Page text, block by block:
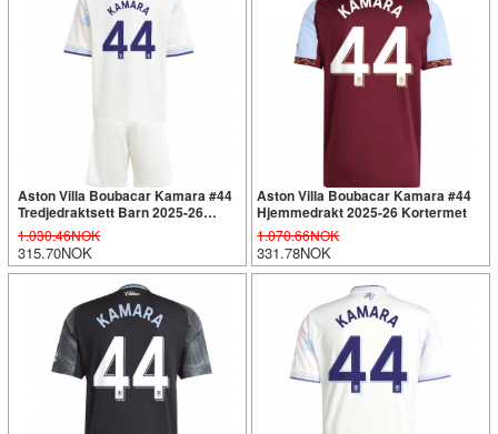
Aston Villa Boubacar Kamara #44
Tredjedraktsett Barn 2025-26
Kortermet (+ Korte bukser)
1.030.46NOK
315.70NOK
Aston Villa Boubacar Kamara #44
Hjemmedrakt 2025-26 Kortermet
1.070.66NOK
331.78NOK